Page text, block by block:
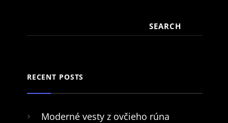
SEARCH
RECENT POSTS
Moderné vesty z ovčieho rúna